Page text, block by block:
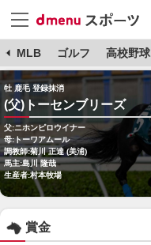
MLB ゴルフ 高校野球
牡 鹿毛 登録抹消
(父)トーセンブリーズ
父:ニホンピロウイナー
母:トーワアムール
調教師:菊川 正達 (美浦)
馬主:島川 隆哉
生産者:村本牧場
賞金